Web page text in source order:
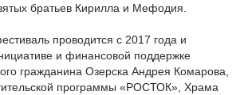
братьев Кирилла и Мефодия.
проводится с 2017 года и
и финансовой поддержке
гражданина Озерска Андрея Комарова,
программы «РОСТОК», Храма